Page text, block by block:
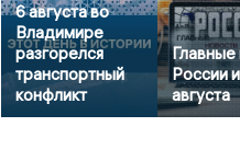
6 августа во
Владимире
разгорелся
транспортный
конфликт
Главные
России
августа